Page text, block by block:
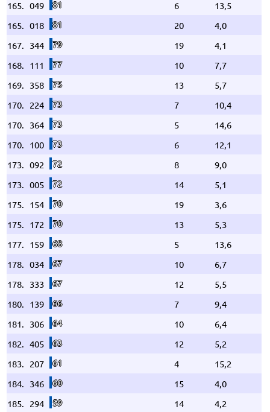
165. 049 81 6
13,5
165. 018 81 20
4,0
167. 344 79 19
4,1
168. 111 77 10
7,7
169. 358 75 13
5,7
170. 224 73 7
10,4
170. 364 73 5
14,6
170. 100 73 6
12,1
173. 092 72 8
9,0
173. 005 72 14
5,1
175. 154 70 19
3,6
175. 172 70 13
5,3
177. 159 68 5
13,6
178. 034 67 10
6,7
178. 333 67 12
5,5
180. 139 66 7
9,4
181. 306 64 10
6,4
182. 405 63 12
5,2
183. 207 61 4
15,2
184. 346 60 15
4,0
185. 294 59 14
4,2